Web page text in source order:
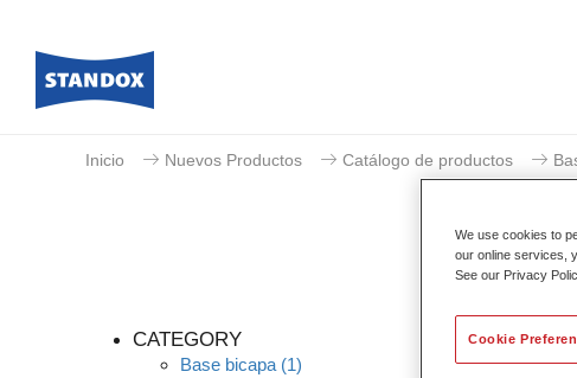
Inicio Nuevos Productos Catálogo de productos
CATEGORY
Base bicapa (1)
We use cookies to
our online services,
See our Privacy
Cookie